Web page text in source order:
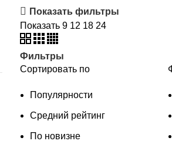
Показать фильтры
Показать 9 12 18 24
Фильтры
Сортировать по
Популярности
Средний рейтинг
По новизне